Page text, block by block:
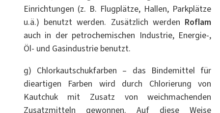
Einrichtungen (z. B. Flugplätze, Hallen, Parkplätze
u.ä.) benutzt werden. Zusätzlich werden Roflam
auch in der petrochemischen Industrie, Energie-,
Öl- und Gasindustrie benutzt.
g) Chlorkautschukfarben – das Bindemittel für
dieartigen Farben wird durch Chlorierung von
Kautchuk mit Zusatz von weichmachenden
Zusatzmitteln gewonnen. Auf diese Weise